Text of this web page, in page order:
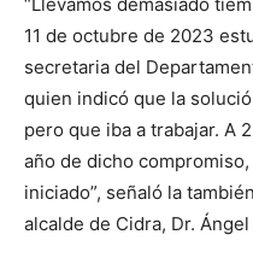
11 de octubre de 2023
secretaria del
quien indicó que la
pero que iba a trabajar. A
año de dicho
iniciado”, señaló la
alcalde de Cidra, Dr.